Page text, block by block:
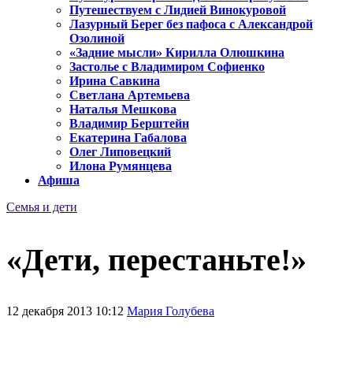
Путешествуем с Лидией Винокуровой
Лазурный Берег без пафоса с Александрой
Озолиной
«Задние мысли» Кирилла Олюшкина
Застолье с Владимиром Софиенко
Ирина Савкина
Светлана Артемьева
Наталья Мешкова
Владимир Берштейн
Екатерина Габалова
Олег Липовецкий
Илона Румянцева
Афиша
Семья и дети
«Дети, перестаньте!»
12 декабря 2013 10:12 Мария Голубева